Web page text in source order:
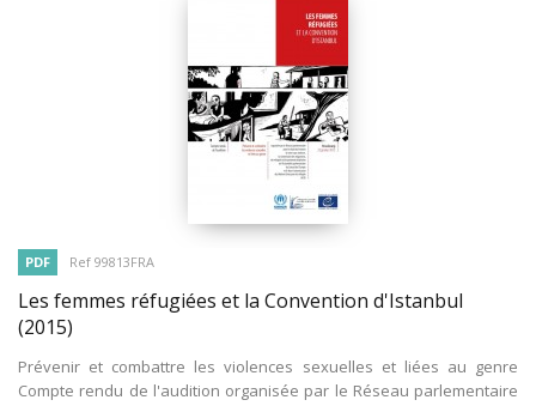
PDF Ref 99813FRA
Les femmes réfugiées et la Convention d'Istanbul
(2015)
Prévenir et combattre les violences sexuelles et liées au genre
Compte rendu de l'audition organisée par le Réseau parlementaire